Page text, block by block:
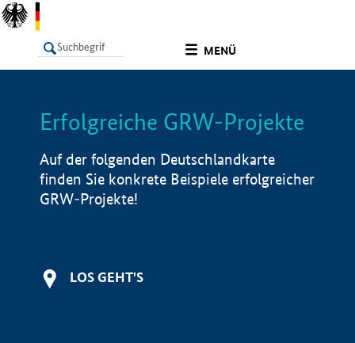
MENÜ
LISTE Info
Erfolgreiche GRW-Projekte
Auf der folgenden Deutschlandkarte
finden Sie konkrete Beispiele erfolgreicher
GRW-Projekte!
LOS GEHT'S